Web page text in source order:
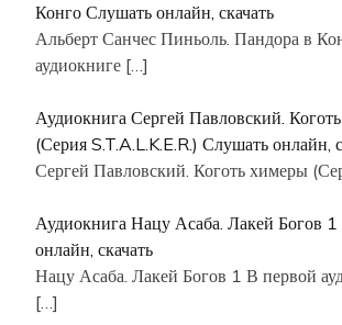
Конго Слушать онлайн, скачать
Альберт Санчес Пиньоль. Пандора в
аудиокниге […]
Аудиокнига Сергей Павловский.
(Серия S.T.A.L.K.E.R.) Слушать онлайн,
Сергей Павловский. Коготь химеры
Аудиокнига Нацу Асаба. Лакей Богов
онлайн, скачать
Нацу Асаба. Лакей Богов 1 В первой
[…]